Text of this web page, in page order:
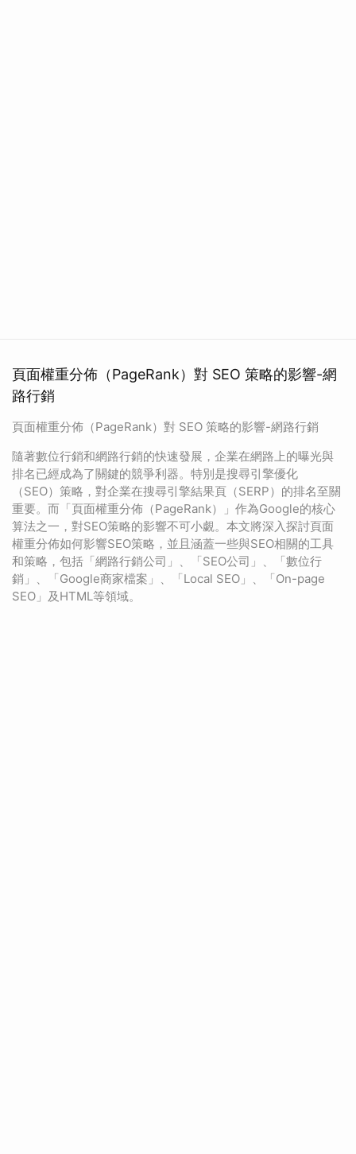
頁面權重分佈（PageRank）對 SEO 策略的影響-網
路行銷
頁面權重分佈（PageRank）對 SEO 策略的影響-網路行銷
隨著數位行銷和網路行銷的快速發展，企業在網路上的曝光與
排名已經成為了關鍵的競爭利器。特別是搜尋引擎優化
（SEO）策略，對企業在搜尋引擎結果頁（SERP）的排名至關
重要。而「頁面權重分佈（PageRank）」作為Google的核心
算法之一，對SEO策略的影響不可小覷。本文將深入探討頁面
權重分佈如何影響SEO策略，並且涵蓋一些與SEO相關的工具
和策略，包括「網路行銷公司」、「SEO公司」、「數位行
銷」、「Google商家檔案」、「Local SEO」、「On-page
SEO」及HTML等領域。